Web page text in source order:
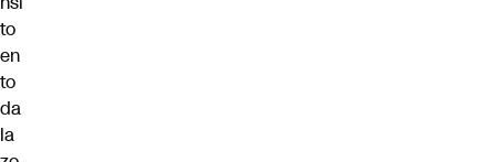
to
en
to
da
la